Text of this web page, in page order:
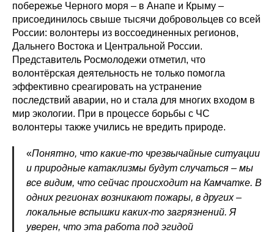
побережье Черного моря – в Анапе и Крыму –
присоединилось свыше тысячи добровольцев со всей
России: волонтеры из воссоединенных регионов,
Дальнего Востока и Центральной России.
Представитель Росмолодежи отметил, что
волонтёрская деятельность не только помогла
эффективно среагировать на устранение
последствий аварии, но и стала для многих входом в
мир экологии. При в процессе борьбы с ЧС
волонтеры также учились не вредить природе.
«Понятно, что какие-то чрезвычайные ситуации
и природные катаклизмы будут случаться – мы
все видим, что сейчас происходит на Камчатке. В
одних регионах возникают пожары, в других –
локальные вспышки каких-то загрязнений. Я
уверен, что эта работа под эгидой